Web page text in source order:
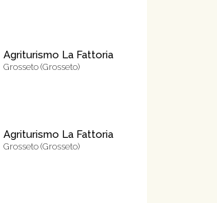
Agriturismo La Fattoria
Grosseto (Grosseto)
Agriturismo La Fattoria
Grosseto (Grosseto)